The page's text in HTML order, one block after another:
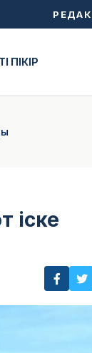
ПІКІР
іске